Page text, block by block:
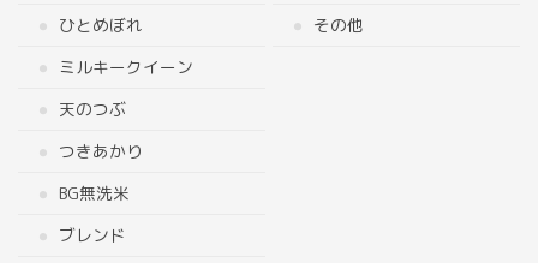
ひとめぼれ
ミルキークイーン
天のつぶ
つきあかり
BG無洗米
ブレンド
その他